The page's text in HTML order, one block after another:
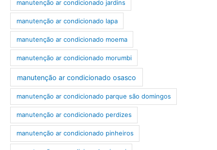
manutenção ar condicionado jardins
manutenção ar condicionado lapa
manutenção ar condicionado moema
manutenção ar condicionado morumbi
manutenção ar condicionado osasco
manutenção ar condicionado parque são domingos
manutenção ar condicionado perdizes
manutenção ar condicionado pinheiros